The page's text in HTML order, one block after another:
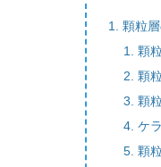
顆粒
顆
顆
顆
ケ
顆